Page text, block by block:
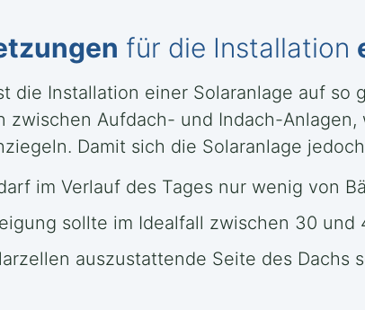
für die Installation
die Installation einer Solaranlage auf so
zwischen Aufdach- und Indach-
Damit sich die Solaranlage
im Verlauf des Tages nur wenig von
sollte im Idealfall zwischen 30
auszustattende Seite des